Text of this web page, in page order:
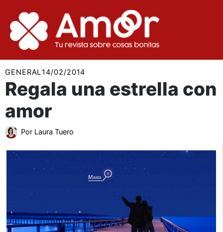
contenido
GENERAL14/02/2014
Regala una estrella con
amor
Por Laura Tuero